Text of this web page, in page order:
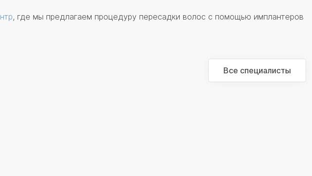
, где мы предлагаем процедуру пересадки волос с помощью имплантеров
Все специалисты